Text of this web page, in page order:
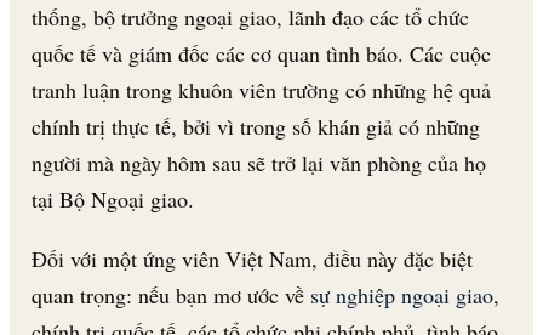
thống, bộ trưởng ngoại giao, lãnh đạo các tổ chức
quốc tế và giám đốc các cơ quan tình báo. Các cuộc
tranh luận trong khuôn viên trường có những hệ quả
chính trị thực tế, bởi vì trong số khán giả có những
người mà ngày hôm sau sẽ trở lại văn phòng của họ
tại Bộ Ngoại giao.
Đối với một ứng viên Việt Nam, điều này đặc biệt
quan trọng: nếu bạn mơ ước về sự nghiệp ngoại giao,